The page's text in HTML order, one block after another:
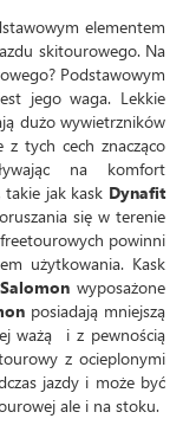
elementem
skitourowego. Na
Podstawowym
jego waga. Lekkie
dużo wywietrzników
z tych cech znacząco
na komfort
jak kask Dynafit
się w terenie
powinni
użytkowania. Kask
Salomon wyposażone
posiadają mniejszą
ważą i z pewnością
z ocieplonymi
jazdy i może być
ale i na stoku.